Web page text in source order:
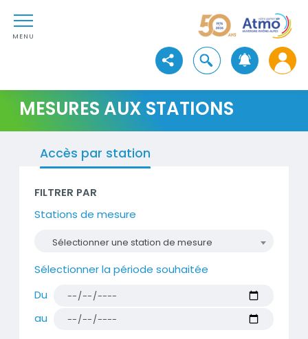
Aller au premier menu de navigation
Aller à la recherche
MENU
Atmo Auvergne-Rhône-
Voir les réseaux sociaux
Ouvrir la recherche
MESURES AUX STATIONS
Accès par station
FILTRER PAR
Stations de mesure
Sélectionner une station de mesure
Sélectionner la période souhaitée
Du
au